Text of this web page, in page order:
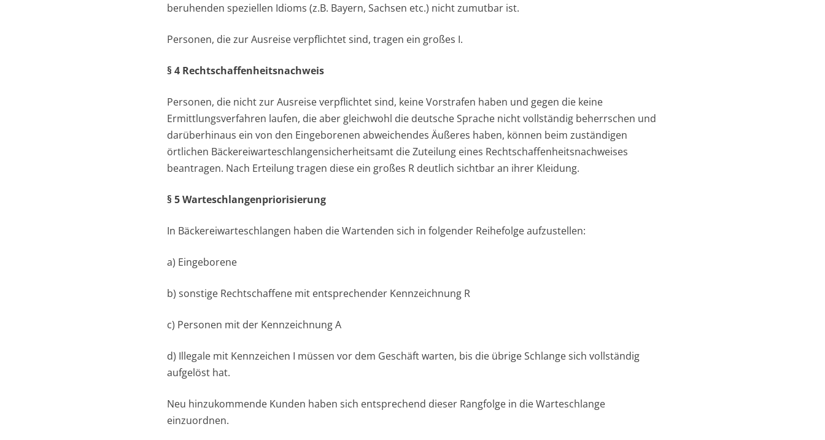
beruhenden speziellen Idioms (z.B. Bayern, Sachsen etc.) nicht zumutbar ist.
Personen, die zur Ausreise verpflichtet sind, tragen ein großes I.
§ 4 Rechtschaffenheitsnachweis
Personen, die nicht zur Ausreise verpflichtet sind, keine Vorstrafen haben und gegen die keine
Ermittlungsverfahren laufen, die aber gleichwohl die deutsche Sprache nicht vollständig beherrschen und
darüberhinaus ein von den Eingeborenen abweichendes Äußeres haben, können beim zuständigen
örtlichen Bäckereiwarteschlangensicherheitsamt die Zuteilung eines Rechtschaffenheitsnachweises
beantragen. Nach Erteilung tragen diese ein großes R deutlich sichtbar an ihrer Kleidung.
§ 5 Warteschlangenpriorisierung
In Bäckereiwarteschlangen haben die Wartenden sich in folgender Reihefolge aufzustellen:
a) Eingeborene
b) sonstige Rechtschaffene mit entsprechender Kennzeichnung R
c) Personen mit der Kennzeichnung A
d) Illegale mit Kennzeichen I müssen vor dem Geschäft warten, bis die übrige Schlange sich vollständig
aufgelöst hat.
Neu hinzukommende Kunden haben sich entsprechend dieser Rangfolge in die Warteschlange
einzuordnen.